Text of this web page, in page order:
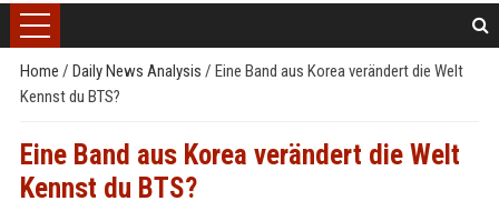
Home / Daily News Analysis / Eine Band aus Korea verändert die Welt
Kennst du BTS?
Eine Band aus Korea verändert die Welt
Kennst du BTS?